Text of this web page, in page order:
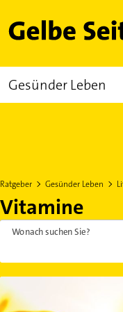
Gelbe Seiten
Gesünder Leben
Ratgeber Gesünder Leben
Vitamine
Wonach suchen Sie?